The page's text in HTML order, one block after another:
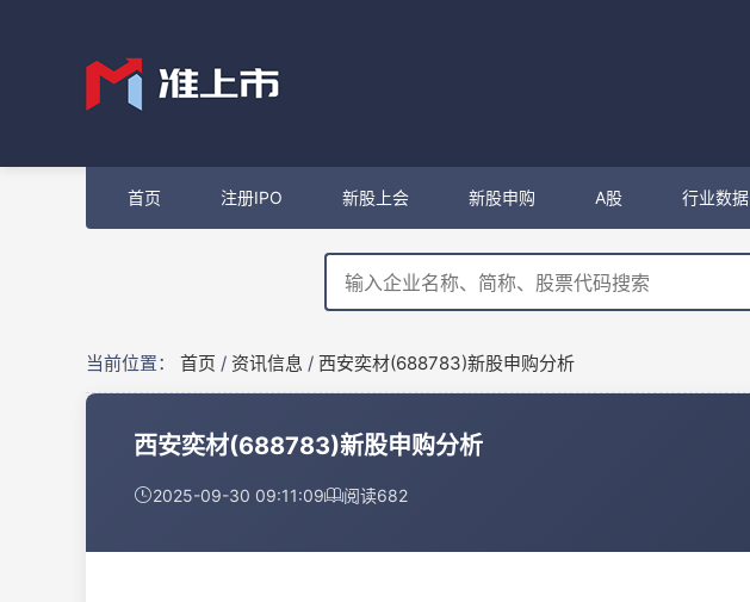
首页 注册IPO 新股上会 新股申购 A股 行业数据
当前位置： 首页 / 资讯信息 / 西安奕材(688783)新股申购分析
西安奕材(688783)新股申购分析
2025-09-30 09:11:09 阅读682